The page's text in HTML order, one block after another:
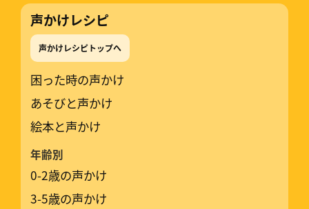
声かけレシピ
声かけレシピトップへ
困った時の声かけ
あそびと声かけ
絵本と声かけ
年齢別
0-2歳の声かけ
3-5歳の声かけ